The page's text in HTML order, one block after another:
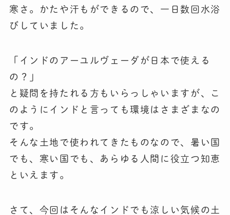
寒さ。かたや汗もができるので、一日数回水浴
びしていました。
「インドのアーユルヴェーダが日本で使える
の？」
と疑問を持たれる方もいらっしゃいますが、こ
のようにインドと言っても環境はさまざまなの
です。
そんな土地で使われてきたものなので、暑い国
でも、寒い国でも、あらゆる人間に役立つ知恵
といえます。
さて、今回はそんなインドでも涼しい気候の土